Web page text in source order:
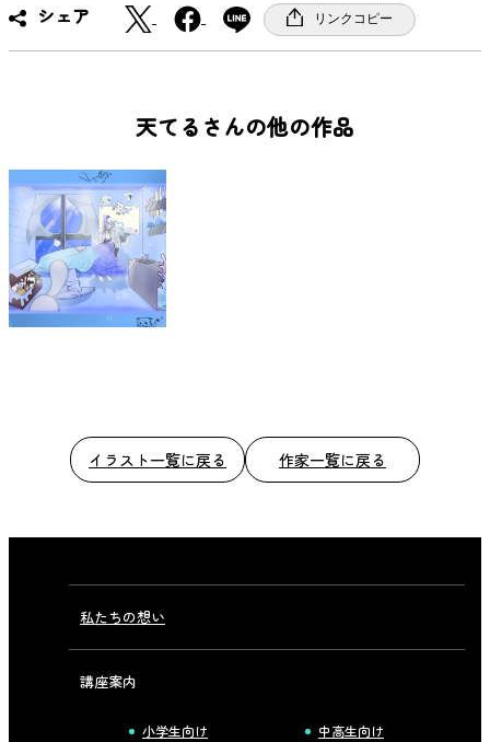
シェア
a
c
o
リンクコピー
天てるさんの他の作品
イラスト一覧に戻る 作家一覧に戻る
私たちの想い
講座案内
小学生向け 中高生向け